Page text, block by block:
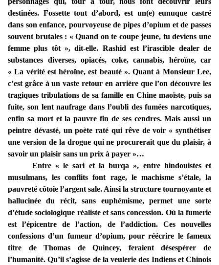
destinées. Fossette tout d’abord, est un(e) eunuque castré
dans son enfance, pourvoyeuse de pipes d’opium et de passes
souvent brutales : « Quand on te coupe jeune, tu deviens une
femme plus tôt », dit-elle. Rashid est l’irascible dealer de
substances diverses, opiacés, coke, cannabis, héroïne, car
« La vérité est héroïne, est beauté ». Quant à Monsieur Lee,
c’est grâce à un vaste retour en arrière que l’on découvre les
tragiques tribulations de sa famille en Chine maoïste, puis sa
fuite, son lent naufrage dans l’oubli des fumées narcotiques,
enfin sa mort et la pauvre fin de ses cendres. Mais aussi un
peintre dévasté, un poète raté qui rêve de voir « synthétiser
une version de la drogue qui ne procurerait que du plaisir, à
savoir un plaisir sans un prix à payer »…
Entre « le sari et la burqa », entre hindouistes et
musulmans, les conflits font rage, le machisme s’étale, la
pauvreté côtoie l’argent sale. Ainsi la structure tournoyante et
hallucinée du récit, sans euphémisme, permet une sorte
d’étude sociologique réaliste et sans concession. Où la fumerie
est l’épicentre de l’action, de l’addiction. Ces nouvelles
confessions d’un fumeur d’opium, pour réécrire le fameux
titre de Thomas de Quincey, feraient désespérer de
l’humanité. Qu’il s’agisse de la veulerie des Indiens et Chinois